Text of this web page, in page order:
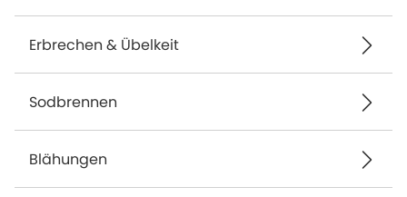
Erbrechen & Übelkeit
Sodbrennen
Blähungen